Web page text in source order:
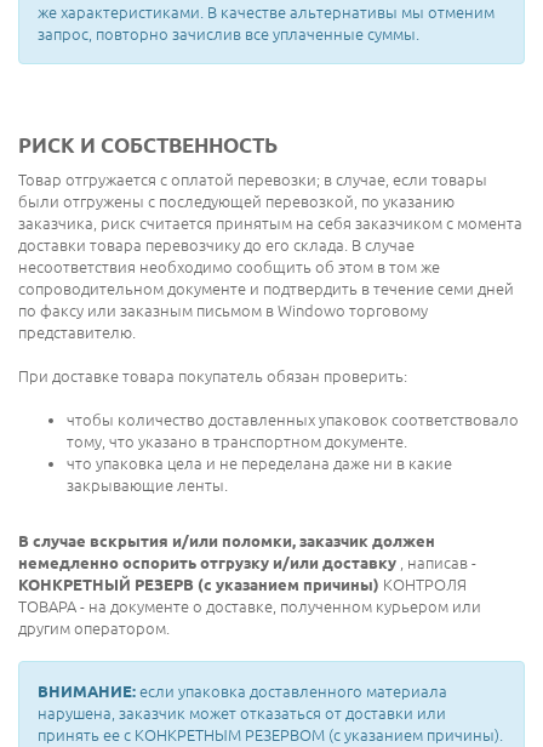
же характеристиками. В качестве альтернативы мы отменим
запрос, повторно зачислив все уплаченные суммы.
РИСК И СОБСТВЕННОСТЬ
Товар отгружается с оплатой перевозки; в случае, если товары
были отгружены с последующей перевозкой, по указанию
заказчика, риск считается принятым на себя заказчиком с момента
доставки товара перевозчику до его склада. В случае
несоответствия необходимо сообщить об этом в том же
сопроводительном документе и подтвердить в течение семи дней
по факсу или заказным письмом в Windowo торговому
представителю.
При доставке товара покупатель обязан проверить:
чтобы количество доставленных упаковок соответствовало
тому, что указано в транспортном документе.
что упаковка цела и не переделана даже ни в какие
закрывающие ленты.
В случае вскрытия и/или поломки, заказчик должен
немедленно оспорить отгрузку и/или доставку , написав -
КОНКРЕТНЫЙ РЕЗЕРВ (с указанием причины) КОНТРОЛЯ
ТОВАРА - на документе о доставке, полученном курьером или
другим оператором.
ВНИМАНИЕ: если упаковка доставленного материала
нарушена, заказчик может отказаться от доставки или
принять ее с КОНКРЕТНЫМ РЕЗЕРВОМ (с указанием причины).